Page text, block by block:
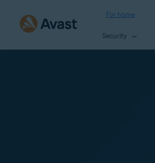
For home
Security